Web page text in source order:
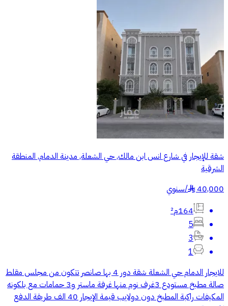
شقة للإيجار في شارع انس ابن مالك, حي الشعلة, مدينة الدمام, المنطقة
الشرقية
40,000
§
/سنوي
164م²
5
3
1
للايجار الدمام حي الشعلة شقة دور 4 بها صانصر تتكون من مجلس مقلط
صالة مطبخ مستودع 3غرف نوم منها غرفة ماستر و3 حمامات مع بلكونه
المكيفات راكبة المطبخ دون دولايب قيمة الإيجار 40 الف طريقة الدفع